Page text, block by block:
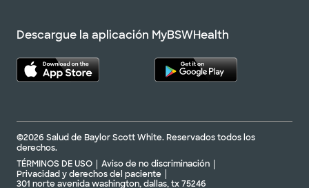
Descargue la aplicación MyBSWHealth
©2026 Salud de Baylor Scott White. Reservados todos los
derechos.
TÉRMINOS DE USO
Aviso de no discriminación
Privacidad y derechos del paciente
301 norte avenida washington, dallas, tx 75246